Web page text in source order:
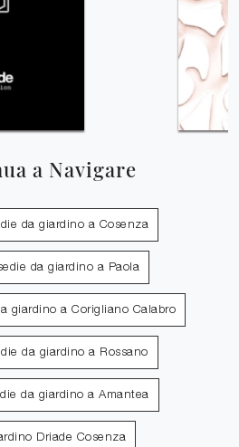
a Navigare
da giardino a Cosenza
da giardino a Paola
giardino a Corigliano Calabro
da giardino a Rossano
da giardino a Amantea
Driade Cosenza